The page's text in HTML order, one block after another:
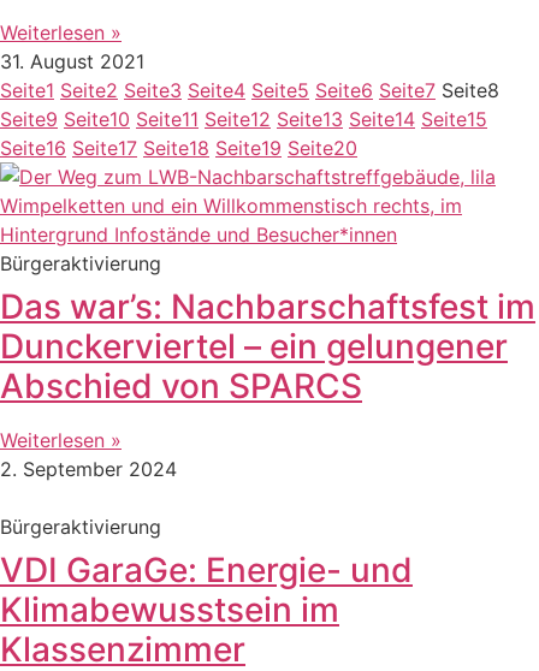
Weiterlesen »
31. August 2021
Seite1 Seite2 Seite3 Seite4 Seite5 Seite6 Seite7 Seite8
Seite9 Seite10 Seite11 Seite12 Seite13 Seite14 Seite15
Seite16 Seite17 Seite18 Seite19 Seite20
Bürgeraktivierung
Das war’s: Nachbarschaftsfest im
Dunckerviertel – ein gelungener
Abschied von SPARCS
Weiterlesen »
2. September 2024
Bürgeraktivierung
VDI GaraGe: Energie- und
Klimabewusstsein im
Klassenzimmer